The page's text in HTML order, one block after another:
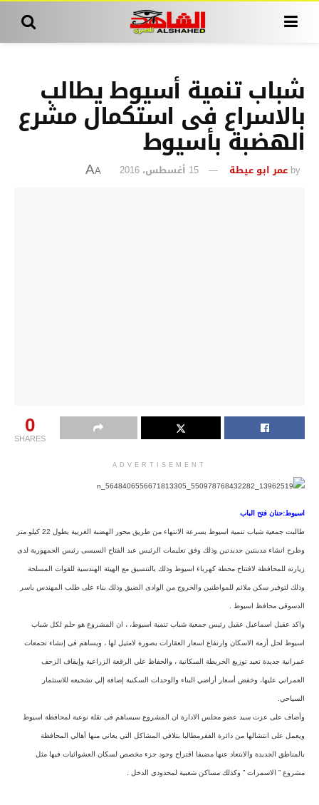
شباب تنمية أسيوط يطالب
بالاسراع فى استكمال مشرع
الهضبة بأسيوط
by عمر ابو عيطة 15 أغسطس، 2016 A
A
0
SHARES
ADVERTISEMENT
اسيوط:حنان فتح الباب
طالبت جمعية شباب تنمية اسيوط بسرعة الانتهاء من طريق محور الهضبة الغربية بطول 22 كيلو متر
وطرح انشاء مدينتين جديدتين وذلك وفق تعليمات الرئيس عبد الفتاح السيسى رئيس الجمهورية لدى
زيارته للمحافظة لافتتاح محطة كهرباء اسيوط وذلك بالتنسيق مع الهيئة الهندسية للقوات المسلحة
وذلك لتوفير سكن ملائم للمواطنين والخروج من الوادى الضيق وذلك بناء على طلب المهندس ياسر
الدسوقى محافظ اسيوط .
واكد عقيل اسماعيل عقيل رئيس جمعية شباب تنمية اسيوط، ، ان المشروع هو حلم لكل شباب
اسيوط لحل أزمة الاسكان وارتفاع اسعار العقارات بصورة لامثيل لها ، ويساهم فى إنشاء تجمعات
عمرانية جديدة تعيد توزيع الخريطة السكانية ، والحفاظ علي الرقعة الزراعية وإيقاف الزحف
العمراني عليها، وخفض أسعار أراضي البناء والوحدات السكنية إضافة إلي تشجيعه للاستثمار
السياحي.
وأضاف على عزت سيد عضو مجلس الادارة ان المشروع سيساهم فى نقلة نوعية لمحافظة اسيوط
ويعمل على انتشالها من دائرة الفقرمطالبا بتلافي المشاكل التي يعاني منها أهالي المحافظة
بالمناطق الجديدة والابتعاد عنها مضيفا اقتراح وجود جزء مخصص لسكان العشوائيات فيها مثل
مشروع ” الاسمرات ” وكذلك مساكن شعبية لمحدودى الدخل .